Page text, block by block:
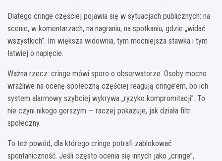
Dlatego cringe częściej pojawia się w sytuacjach publicznych: na
scenie, w komentarzach, na nagraniu, na spotkaniu, gdzie „widać
wszystkich”. Im większa widownia, tym mocniejsza stawka i tym
łatwiej o napięcie.
Ważna rzecz: cringe mówi sporo o obserwatorze. Osoby mocno
wrażliwe na ocenę społeczną częściej reagują cringe’em, bo ich
system alarmowy szybciej wykrywa „ryzyko kompromitacji”. To
nie czyni nikogo gorszym — raczej pokazuje, jak działa filtr
społeczny.
To też powód, dla którego cringe potrafi zablokować
spontaniczność. Jeśli często ocenia się innych jako „cringe”,